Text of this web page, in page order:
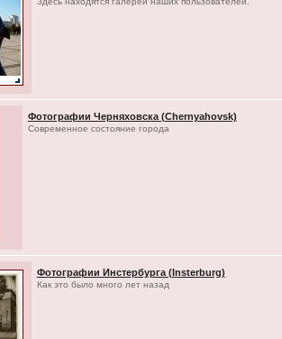
Фотографии Черняховска (Chernyahovsk)
Современное состояние города
Фотографии Инстербурга (Insterburg)
Как это было много лет назад